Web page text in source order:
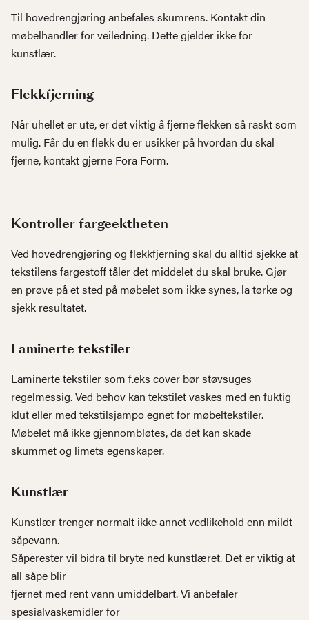
Til hovedrengjøring anbefales skumrens. Kontakt din
møbelhandler for veiledning. Dette gjelder ikke for
kunstlær.
Flekkfjerning
Når uhellet er ute, er det viktig å fjerne flekken så raskt som
mulig. Får du en flekk du er usikker på hvordan du skal
fjerne, kontakt gjerne Fora Form.
Kontroller fargeektheten
Ved hovedrengjøring og flekkfjerning skal du alltid sjekke at
tekstilens fargestoff tåler det middelet du skal bruke. Gjør
en prøve på et sted på møbelet som ikke synes, la tørke og
sjekk resultatet.
Laminerte tekstiler
Laminerte tekstiler som f.eks cover bør støvsuges
regelmessig. Ved behov kan tekstilet vaskes med en fuktig
klut eller med tekstilsjampo egnet for møbeltekstiler.
Møbelet må ikke gjennombløtes, da det kan skade
skummet og limets egenskaper.
Kunstlær
Kunstlær trenger normalt ikke annet vedlikehold enn mildt
såpevann.
Såperester vil bidra til bryte ned kunstlæret. Det er viktig at
all såpe blir
fjernet med rent vann umiddelbart. Vi anbefaler
spesialvaskemidler for